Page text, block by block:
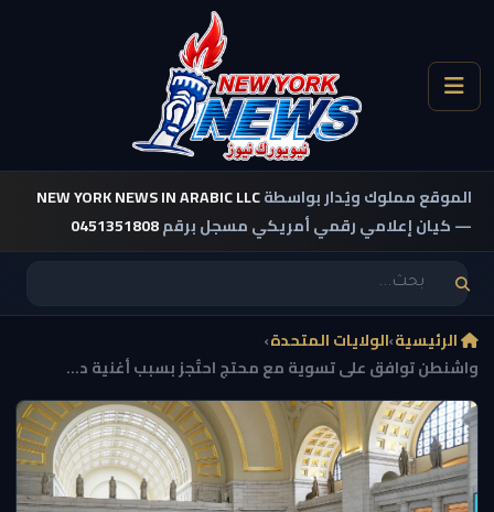
الموقع مملوك ويُدار بواسطةNEW YORK NEWS IN ARABIC LLC
— كيان إعلامي رقمي أمريكي مسجل برقم0451351808
الرئيسية›الولايات المتحدة›
واشنطن توافق على تسوية مع محتج احتُجز بسبب أغنية د...